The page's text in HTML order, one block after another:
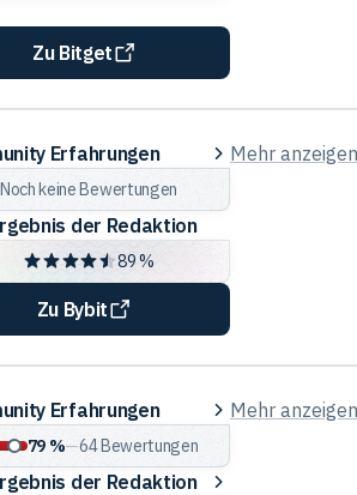
Zu Bitget
Erfahrungen
Noch keine Bewertungen
der Redaktion
89 %
Zu Bybit
Mehr anzeigen
Erfahrungen
79 %—64Bewertungen
der Redaktion
Mehr anzeigen